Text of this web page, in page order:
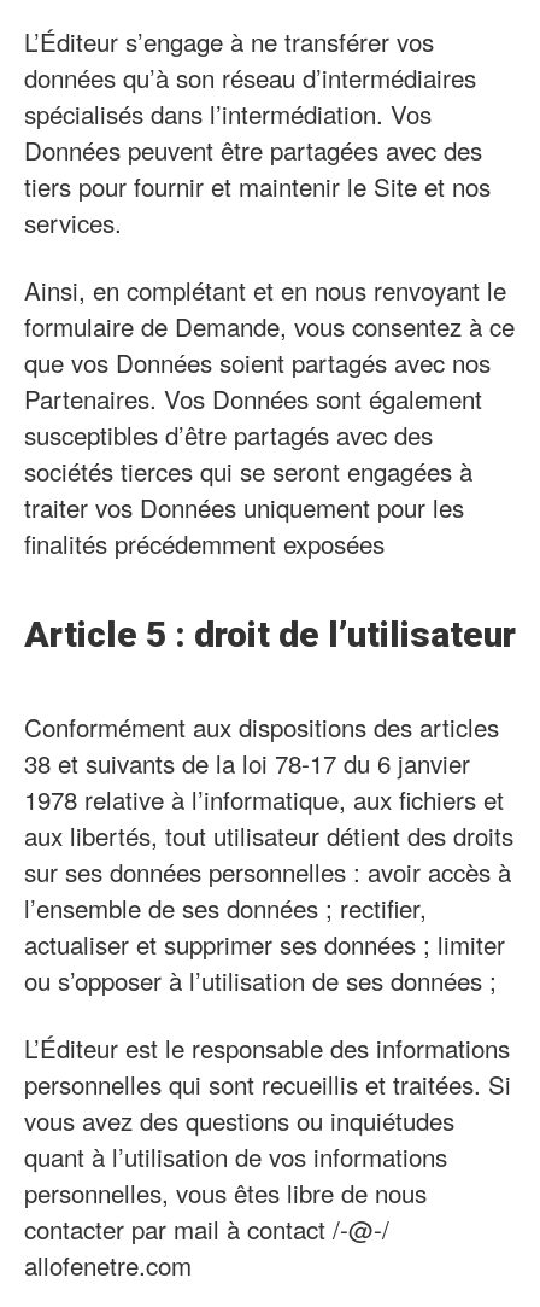
L’Éditeur s’engage à ne transférer vos
données qu’à son réseau d’intermédiaires
spécialisés dans l’intermédiation. Vos
Données peuvent être partagées avec des
tiers pour fournir et maintenir le Site et nos
services.
Ainsi, en complétant et en nous renvoyant le
formulaire de Demande, vous consentez à ce
que vos Données soient partagés avec nos
Partenaires. Vos Données sont également
susceptibles d’être partagés avec des
sociétés tierces qui se seront engagées à
traiter vos Données uniquement pour les
finalités précédemment exposées
Article 5 : droit de l’utilisateur
Conformément aux dispositions des articles
38 et suivants de la loi 78-17 du 6 janvier
1978 relative à l’informatique, aux fichiers et
aux libertés, tout utilisateur détient des droits
sur ses données personnelles : avoir accès à
l’ensemble de ses données ; rectifier,
actualiser et supprimer ses données ; limiter
ou s’opposer à l’utilisation de ses données ;
L’Éditeur est le responsable des informations
personnelles qui sont recueillis et traitées. Si
vous avez des questions ou inquiétudes
quant à l’utilisation de vos informations
personnelles, vous êtes libre de nous
contacter par mail à contact /-@-/
allofenetre.com